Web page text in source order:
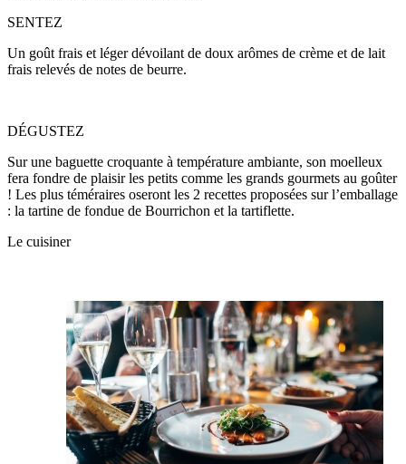
SENTEZ
Un goût frais et léger dévoilant de doux arômes de crème et de lait
frais relevés de notes de beurre.
DÉGUSTEZ
Sur une baguette croquante à température ambiante, son moelleux
fera fondre de plaisir les petits comme les grands gourmets au goûter
! Les plus téméraires oseront les 2 recettes proposées sur l’emballage
: la tartine de fondue de Bourrichon et la tartiflette.
Le cuisiner